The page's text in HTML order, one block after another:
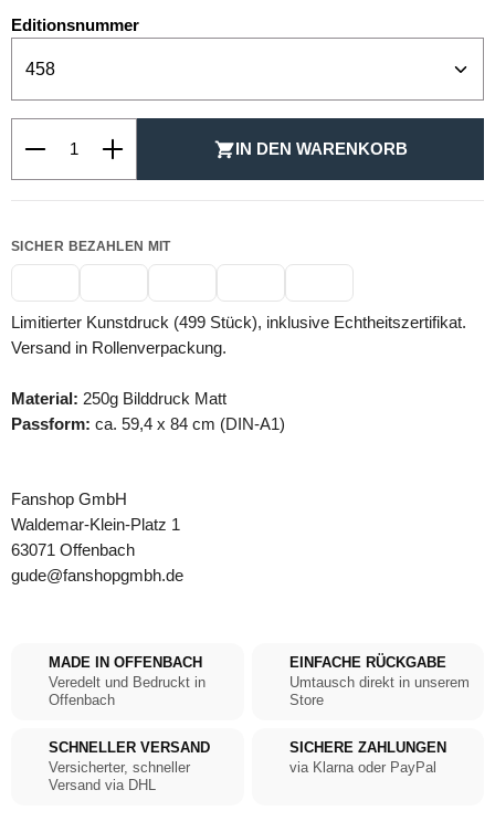
Editionsnummerauswählen
IN DEN WARENKORB
SICHER BEZAHLEN MIT
Limitierter Kunstdruck (499 Stück), inklusive Echtheitszertifikat.
Versand in Rollenverpackung.
Material: 250g Bilddruck Matt
Passform: ca. 59,4 x 84 cm (DIN-A1)
Fanshop GmbH
Waldemar-Klein-Platz 1
63071 Offenbach
gude@fanshopgmbh.de
MADE IN OFFENBACH
Veredelt und Bedruckt in
Offenbach
EINFACHE RÜCKGABE
Umtausch direkt in unserem
Store
SCHNELLER VERSAND
Versicherter, schneller
Versand via DHL
SICHERE ZAHLUNGEN
via Klarna oder PayPal